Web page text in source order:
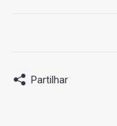
Partilhar